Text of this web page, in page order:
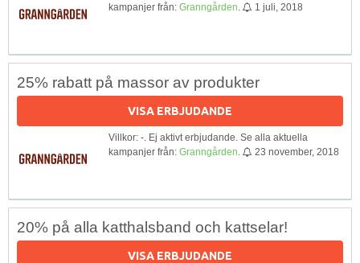
kampanjer från: Granngården 1 juli, 2018
25% rabatt på massor av produkter
VISA ERBJUDANDE
Villkor: -. Ej aktivt erbjudande. Se alla aktuella
kampanjer från: Granngården 23 november, 2018
20% på alla katthalsband och kattselar!
VISA ERBJUDANDE